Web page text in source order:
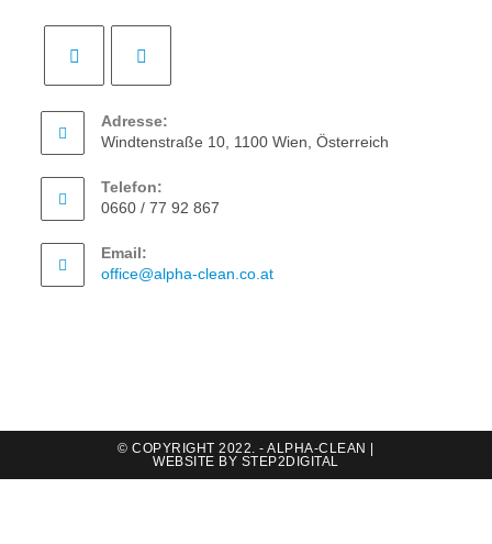
Adresse:
Windtenstraße 10, 1100 Wien, Österreich
Telefon:
0660 / 77 92 867
Email:
office@alpha-clean.co.at
© COPYRIGHT 2022. - ALPHA-CLEAN |
WEBSITE BY STEP2DIGITAL